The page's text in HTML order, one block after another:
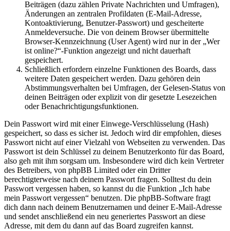
Beiträgen (dazu zählen Private Nachrichten und Umfragen),
Änderungen an zentralen Profildaten (E-Mail-Adresse,
Kontoaktivierung, Benutzer-Passwort) und gescheiterte
Anmeldeversuche. Die von deinem Browser übermittelte
Browser-Kennzeichnung (User Agent) wird nur in der „Wer
ist online?“-Funktion angezeigt und nicht dauerhaft
gespeichert.
Schließlich erfordern einzelne Funktionen des Boards, dass
weitere Daten gespeichert werden. Dazu gehören dein
Abstimmungsverhalten bei Umfragen, der Gelesen-Status von
deinen Beiträgen oder explizit von dir gesetzte Lesezeichen
oder Benachrichtigungsfunktionen.
Dein Passwort wird mit einer Einwege-Verschlüsselung (Hash)
gespeichert, so dass es sicher ist. Jedoch wird dir empfohlen, dieses
Passwort nicht auf einer Vielzahl von Webseiten zu verwenden. Das
Passwort ist dein Schlüssel zu deinem Benutzerkonto für das Board,
also geh mit ihm sorgsam um. Insbesondere wird dich kein Vertreter
des Betreibers, von phpBB Limited oder ein Dritter
berechtigterweise nach deinem Passwort fragen. Solltest du dein
Passwort vergessen haben, so kannst du die Funktion „Ich habe
mein Passwort vergessen“ benutzen. Die phpBB-Software fragt
dich dann nach deinem Benutzernamen und deiner E-Mail-Adresse
und sendet anschließend ein neu generiertes Passwort an diese
Adresse, mit dem du dann auf das Board zugreifen kannst.